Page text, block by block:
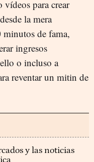
para crear
la mera
minutos de fama,
ingresos
o incluso a
reventar un mitin de
y las noticias